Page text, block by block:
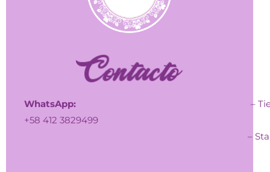
WhatsApp:
+58 412 3829499
–
–